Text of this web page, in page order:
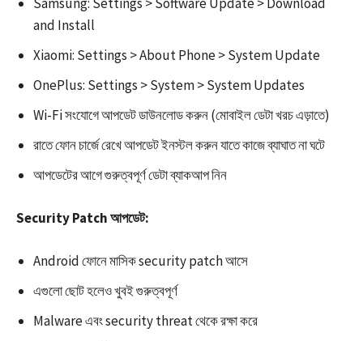
and Install
Xiaomi: Settings > About Phone > System Update
OnePlus: Settings > System > System Updates
Wi-Fi সংযোগে আপডেট ডাউনলোড করুন (মোবাইল ডেটা খরচ এড়াতে)
রাতে ফোন চার্জে রেখে আপডেট ইনস্টল করুন যাতে কাজে ব্যাঘাত না ঘটে
আপডেটের আগে গুরুত্বপূর্ণ ডেটা ব্যাকআপ নিন
Security Patch আপডেট:
Android ফোনে মাসিক security patch আসে​
এগুলো ছোট হলেও খুবই গুরুত্বপূর্ণ
Malware এবং security threat থেকে রক্ষা করে​